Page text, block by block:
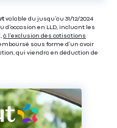
valable du jusqu’au 31/12/2024
en LLD, incluant les
à l’exclusion des cotisations
sous forme d’un avoir
qui viendra en déduction de